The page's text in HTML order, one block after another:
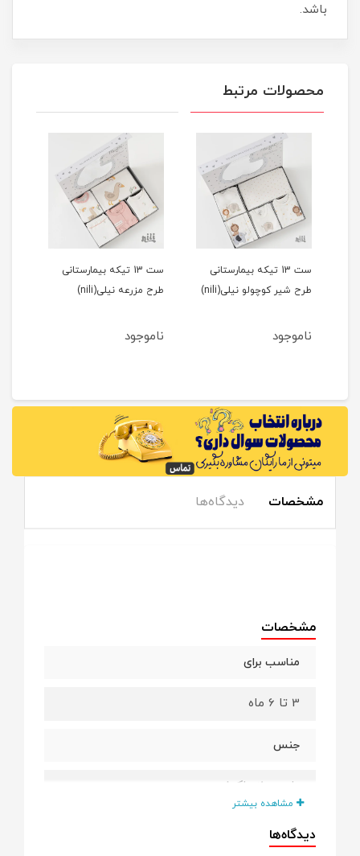
باشد.
محصولات مرتبط
ست 13 تیکه بیمارستانی
طرح شیر کوچولو نیلی(nili)
ناموجود
ست 13 تیکه بیمارستانی
طرح مزرعه نیلی(nili)
ناموجود
مشخصات دیدگاه‌ها
مشخصات
مناسب برای
3 تا 6 ماه
جنس
پارچه خز باکیفیت
مشاهده بیشتر
دیدگاه‌ها